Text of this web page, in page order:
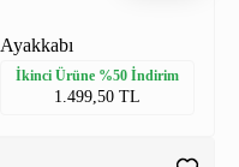
İkinci Ürüne %50 İndirim
1.499,50 TL